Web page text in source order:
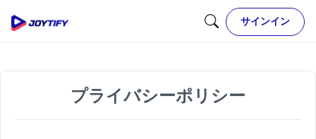
サインイン
プライバシーポリシー